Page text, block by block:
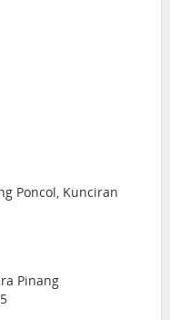
Poncol, Kunciran
Pinang